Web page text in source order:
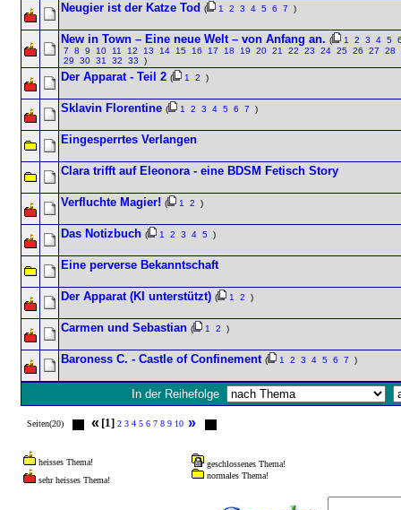
Neugier ist der Katze Tod ( 1 2 3 4 5 6 7 )
New in Town – Eine neue Welt – von Anfang an. ( 1 2 3 4 5
7
8 9 10 11 12 13 14 15 16 17 18 19 20 21 22 23 24 25 26 27
28
29
30 31 32 33 )
Der Apparat - Teil 2 ( 1 2 )
Sklavin Florentine ( 1 2 3 4 5 6 7 )
Eingesperrtes Verlangen
Clara trifft auf Eleonora - eine BDSM Fetisch Story
Verfluchte Magier! ( 1 2 )
Das Notizbuch ( 1 2 3 4 5 )
Eine perverse Bekanntschaft
Der Apparat (KI unterstützt) ( 1 2 )
Carmen und Sebastian ( 1 2 )
Baroness C. - Castle of Confinement ( 1 2 3 4 5 6 7 )
In der Reihefolge
Seiten(20) « [1] 2 3 4 5 6 7 8 9 10 »
heisses Thema!
sehr heisses Thema!
geschlossenes Thema!
normales Thema!